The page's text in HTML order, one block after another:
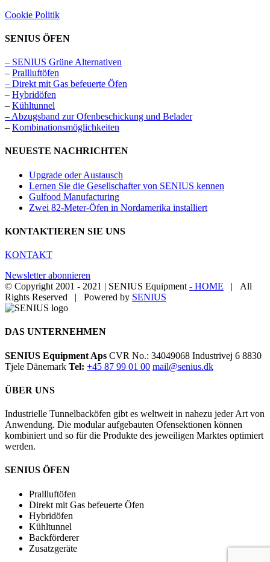
Cookie Politik
SENIUS ÖFEN
– SENIUS Grüne Alternativen
– Prallluftöfen
– Direkt mit Gas befeuerte Öfen
– Hybridöfen
– Kühltunnel
– Abzugsband zur Ofenbeschickung und Belader
– Kombinationsmöglichkeiten
NEUESTE NACHRICHTEN
Upgrade oder Austausch
Lernen Sie die Gesellschafter von SENIUS kennen
Gulfood Manufacturing
Zwei 82-Meter-Öfen in Nordamerika installiert
KONTAKTIEREN SIE UNS
KONTAKT
Newsletter abonnieren
© Copyright 2001 - 2021 | SENIUS Equipment - HOME | All
Rights Reserved | Powered by SENIUS
Email
LinkedIn
YouTube
Toggle
Bar
DAS UNTERNEHMEN
SENIUS Equipment Aps CVR No.: 34049068 Industrivej 6 8830
Tjele Dänemark Tel: +45 87 99 01 00 mail@senius.dk
ÜBER UNS
Industrielle Tunnelbacköfen gibt es weltweit in nahezu jeder Art von
Anwendung. Die modular aufgebauten Ofensektionen können
kombiniert und so für die Produkte des jeweiligen Marktes optimiert
werden.
SENIUS ÖFEN
Prallluftöfen
Direkt mit Gas befeuerte Öfen
Hybridöfen
Kühltunnel
Backförderer
Zusatzgeräte